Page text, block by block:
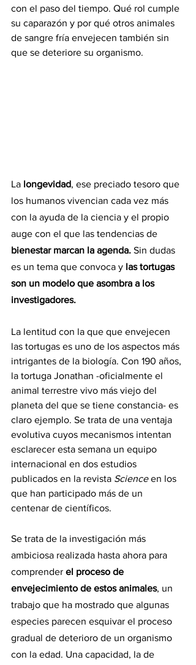
con el paso del tiempo. Qué rol cumple
su caparazón y por qué otros animales
de sangre fría envejecen también sin
que se deteriore su organismo.
La longevidad, ese preciado tesoro que
los humanos vivencian cada vez más
con la ayuda de la ciencia y el propio
auge con el que las tendencias de
bienestar marcan la agenda. Sin dudas
es un tema que convoca y las tortugas
son un modelo que asombra a los
investigadores.
La lentitud con la que que envejecen
las tortugas es uno de los aspectos más
intrigantes de la biología. Con 190 años,
la tortuga Jonathan -oficialmente el
animal terrestre vivo más viejo del
planeta del que se tiene constancia- es
claro ejemplo. Se trata de una ventaja
evolutiva cuyos mecanismos intentan
esclarecer esta semana un equipo
internacional en dos estudios
publicados en la revista Science en los
que han participado más de un
centenar de científicos.
Se trata de la investigación más
ambiciosa realizada hasta ahora para
comprender el proceso de
envejecimiento de estos animales, un
trabajo que ha mostrado que algunas
especies parecen esquivar el proceso
gradual de deterioro de un organismo
con la edad. Una capacidad, la de